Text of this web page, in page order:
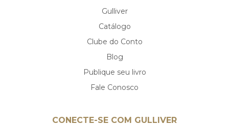
Gulliver
Catálogo
Clube do Conto
Blog
Publique seu livro
Fale Conosco
CONECTE-SE COM GULLIVER